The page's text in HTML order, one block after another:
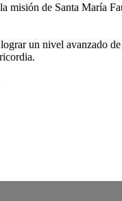
de Santa María
un nivel avanzado